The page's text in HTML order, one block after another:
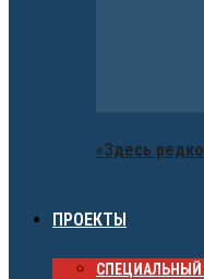
«Здесь
ПРОЕКТЫ